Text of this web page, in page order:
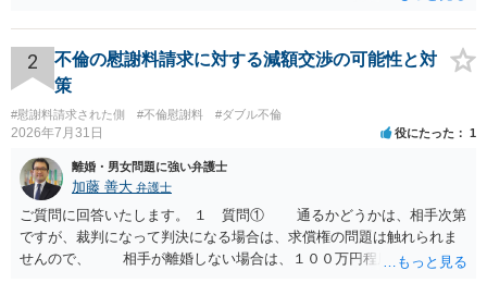
される可能性はあるのか ⇒LINEを含む１００万円の貸付に至るまでの
やり取り等の経緯、誓約書の内容等を踏まえて、関係を清算するため
の 金銭であったと評価される可能性はあると考えます。 ② 「今後一
切関与しないなら100万円振り込む」というLINEや誓約書は、裁判上
どの程度証拠価値があるのか ⇒前後のやり取りや誓約書の具体的内容
を見ない限り、具体的な判断はできませんが、一定の証拠価値はある
と考えます。 ③ 借用書があっても、後から100万円を貸付扱いに変更
することは認められるのか。 ⇒おそらく１００万円は不当利得（受け
取る正当な権利がないのに利益を取得した）として返還請求されてい
るものかと推察しますので、 貸金返還ではないかと存じます。 ④ 私
は現在、収入も不安定で貯金もなくリボ払い借金が既に約100万あり。
今年に再婚したが主人はお金に厳しい為、一括で220万円を支払う事は
2
不倫の慰謝料請求に対する減額交渉の可能性と対
策
#慰謝料請求された側 #不倫慰謝料 #ダブル不倫
2026年7月31日 役にたった 1
離婚・男女問題に強い弁護士
加藤 善大 弁護士
ご質問に回答いたします。 １ 質問① 通るかどうかは、相手次第
ですが、裁判になって判決になる場合は、求償権の問題は触れられま
せんので、 相手が離婚しない場合は、１００万円程度となる可能